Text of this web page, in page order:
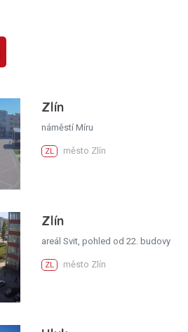
Zlín
náměstí Míru
ZL město Zlín
Zlín
areál Svit, pohled od 22. budovy
ZL město Zlín